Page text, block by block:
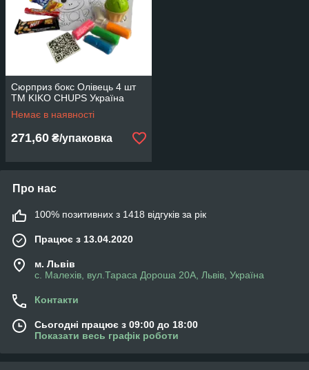
Сюрприз бокс Олівець 4 шт
ТМ KIKO CHUPS Україна
Немає в наявності
271,60 ₴/упаковка
Про нас
100% позитивних з 1418 відгуків за рік
Працює з 13.04.2020
м. Львів
с. Малехів, вул.Тараса Дороша 20А, Львів, Україна
Контакти
Сьогодні працює з 09:00 до 18:00
Показати весь графік роботи